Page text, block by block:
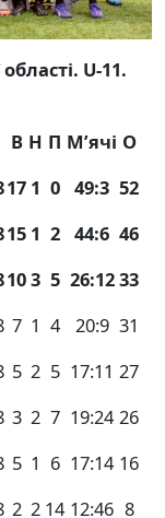
U-11.
В Н П М’ячі О
17 1 0 49:3 52
15 1 2 44:6 46
103 5 26:1233
7 1 4 20:9 31
5 2 5 17:11 27
3 2 7 19:24 26
5 1 6 17:14 16
2 2 14 12:46 8